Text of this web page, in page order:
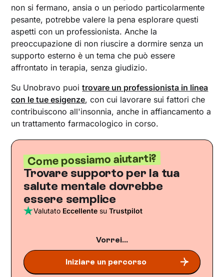
non si fermano, ansia o un periodo particolarmente
pesante, potrebbe valere la pena esplorare questi
aspetti con un professionista. Anche la
preoccupazione di non riuscire a dormire senza un
supporto esterno è un tema che può essere
affrontato in terapia, senza giudizio.
Su Unobravo puoitrovare un professionista in linea
con le tue esigenze, con cui lavorare sui fattori che
contribuiscono all'insonnia, anche in affiancamento a
un trattamento farmacologico in corso.
Come possiamo aiutarti?
Trovare supporto per la tua
salute mentale dovrebbe
essere semplice
Valutato Eccellente suTrustpilot
Vorrei...
Iniziare un percorso